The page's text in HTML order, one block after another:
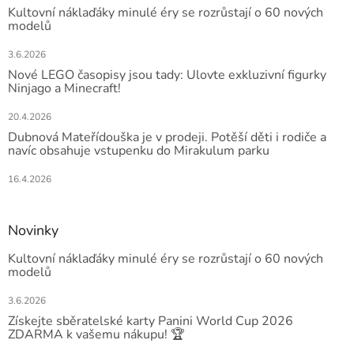
Kultovní náklaďáky minulé éry se rozrůstají o 60 nových
modelů
3.6.2026
Nové LEGO časopisy jsou tady: Ulovte exkluzivní figurky
Ninjago a Minecraft!
20.4.2026
Dubnová Mateřídouška je v prodeji. Potěší děti i rodiče a
navíc obsahuje vstupenku do Mirakulum parku
16.4.2026
Novinky
Kultovní náklaďáky minulé éry se rozrůstají o 60 nových
modelů
3.6.2026
Získejte sběratelské karty Panini World Cup 2026
ZDARMA k vašemu nákupu! 🏆